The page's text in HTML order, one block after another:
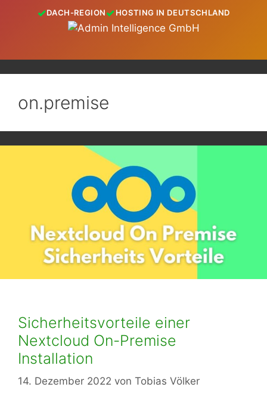
DACH-REGION HOSTING IN DEUTSCHLAND
on.premise
Sicherheitsvorteile einer
Nextcloud On-Premise
Installation
14. Dezember 2022 von Tobias Völker